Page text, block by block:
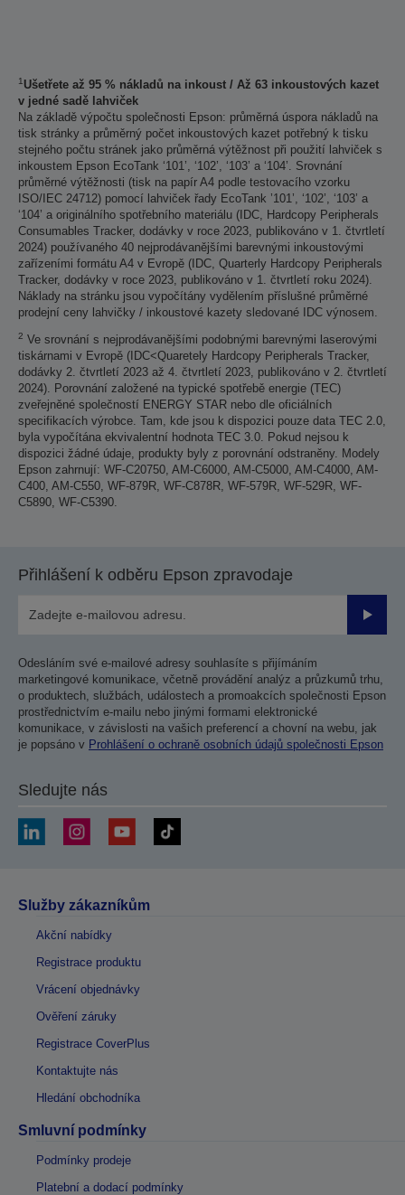
1 Ušetřete až 95 % nákladů na inkoust / Až 63 inkoustových kazet
v jedné sadě lahviček
Na základě výpočtu společnosti Epson: průměrná úspora nákladů na
tisk stránky a průměrný počet inkoustových kazet potřebný k tisku
stejného počtu stránek jako průměrná výtěžnost při použití lahviček s
inkoustem Epson EcoTank ‘101’, ‘102’, ‘103’ a ‘104’. Srovnání
průměrné výtěžnosti (tisk na papír A4 podle testovacího vzorku
ISO/IEC 24712) pomocí lahviček řady EcoTank ’101’, ‘102’, ‘103’ a
‘104’ a originálního spotřebního materiálu (IDC, Hardcopy Peripherals
Consumables Tracker, dodávky v roce 2023, publikováno v 1. čtvrtletí
2024) používaného 40 nejprodávanějšími barevnými inkoustovými
zařízeními formátu A4 v Evropě (IDC, Quarterly Hardcopy Peripherals
Tracker, dodávky v roce 2023, publikováno v 1. čtvrtletí roku 2024).
Náklady na stránku jsou vypočítány vydělením příslušné průměrné
prodejní ceny lahvičky / inkoustové kazety sledované IDC výnosem.
2 Ve srovnání s nejprodávanějšími podobnými barevnými laserovými
tiskárnami v Evropě (IDC<Quaretely Hardcopy Peripherals Tracker,
dodávky 2. čtvrtletí 2023 až 4. čtvrtletí 2023, publikováno v 2. čtvrtletí
2024). Porovnání založené na typické spotřebě energie (TEC)
zveřejněné společností ENERGY STAR nebo dle oficiálních
specifikacích výrobce. Tam, kde jsou k dispozici pouze data TEC 2.0,
byla vypočítána ekvivalentní hodnota TEC 3.0. Pokud nejsou k
dispozici žádné údaje, produkty byly z porovnání odstraněny. Modely
Epson zahrnují: WF-C20750, AM-C6000, AM-C5000, AM-C4000, AM-
C400, AM-C550, WF-879R, WF-C878R, WF-579R, WF-529R, WF-
C5890, WF-C5390.
Přihlášení k odběru Epson zpravodaje
Odesláním své e-mailové adresy souhlasíte s přijímáním
marketingové komunikace, včetně provádění analýz a průzkumů trhu,
o produktech, službách, událostech a promoakcích společnosti Epson
prostřednictvím e-mailu nebo jinými formami elektronické
komunikace, v závislosti na vašich preferencí a chovní na webu, jak
je popsáno v Prohlášení o ochraně osobních údajů společnosti Epson
Sledujte nás
Služby zákazníkům
Akční nabídky
Registrace produktu
Vrácení objednávky
Ověření záruky
Registrace CoverPlus
Kontaktujte nás
Hledání obchodníka
Smluvní podmínky
Podmínky prodeje
Platební a dodací podmínky